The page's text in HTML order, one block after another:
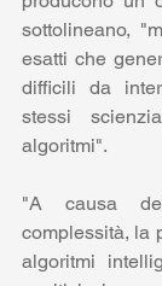
sottolineano,
esatti che
difficili da
stessi
algoritmi".
"A causa
complessità, la
algoritmi